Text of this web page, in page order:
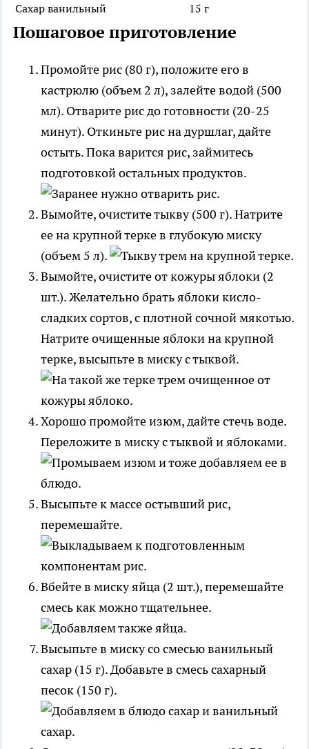
Сахар ванильный
15 г
Пошаговое приготовление
Промойте рис (80 г), положите его в
кастрюлю (объем 2 л), залейте водой (500
мл). Отварите рис до готовности (20-25
минут). Откиньте рис на дуршлаг, дайте
остыть. Пока варится рис, займитесь
подготовкой остальных продуктов.
Вымойте, очистите тыкву (500 г). Натрите
ее на крупной терке в глубокую миску
(объем 5 л).
Вымойте, очистите от кожуры яблоки (2
шт.). Желательно брать яблоки кисло-
сладких сортов, с плотной сочной мякотью.
Натрите очищенные яблоки на крупной
терке, высыпьте в миску с тыквой.
Хорошо промойте изюм, дайте стечь воде.
Переложите в миску с тыквой и яблоками.
Высыпьте к массе остывший рис,
перемешайте.
Вбейте в миску яйца (2 шт.), перемешайте
смесь как можно тщательнее.
Высыпьте в миску со смесью ванильный
сахар (15 г). Добавьте в смесь сахарный
песок (150 г).